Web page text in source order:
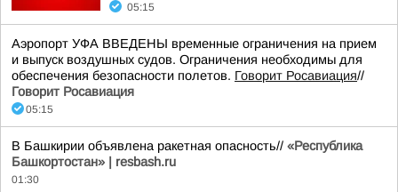
05:15
Аэропорт УФА ВВЕДЕНЫ временные ограничения на прием
и выпуск воздушных судов. Ограничения необходимы для
обеспечения безопасности полетов. Говорит Росавиация//
Говорит Росавиация
05:15
В Башкирии объявлена ракетная опасность// «Республика
Башкортостан» | resbash.ru
01:30